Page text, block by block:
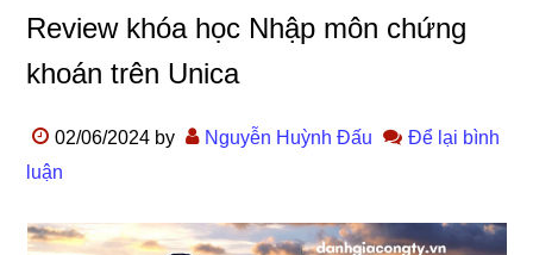
Review khóa học Nhập môn chứng
khoán trên Unica
02/06/2024 by Nguyễn Huỳnh Đấu
Để lại bình
luận